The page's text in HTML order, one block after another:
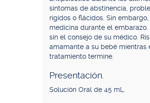
síntomas de abstinencia,
rígidos o flácidos. Sin
medicina durante el
sin el consejo de su médico.
amamante a su bebé mientras
tratamiento termine.
Presentación.
Solución Oral de 45 mL.